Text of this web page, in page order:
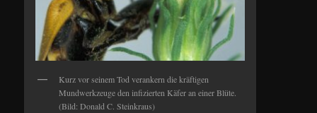
Kurz vor seinem Tod verankern die kräftigen
Mundwerkzeuge den infizierten Käfer an einer Blüte.
(Bild: Donald C. Steinkraus)